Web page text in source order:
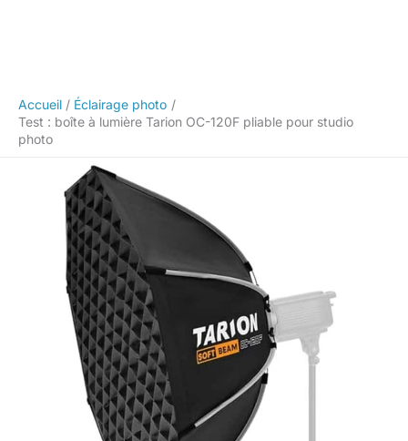
Accueil
Éclairage photo
Test : boîte à lumière Tarion OC-120F pliable pour studio
photo